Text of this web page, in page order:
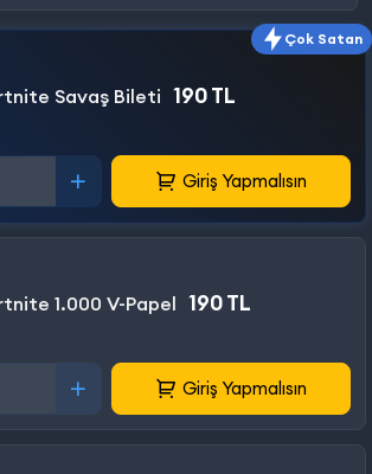
Çok Satan
Savaş Bileti 190 TL
Giriş Yapmalısın
1.000 V-Papel 190 TL
Giriş Yapmalısın